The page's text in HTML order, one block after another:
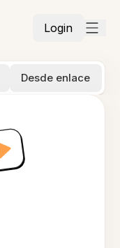
Login
Desde enlace